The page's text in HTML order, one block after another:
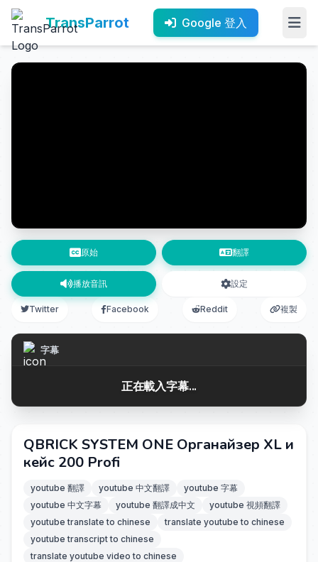
TransParrot Google 登入
原始 翻譯
播放音訊 設定
Twitter Facebook Reddit 複製
字幕
正在載入字幕...
QBRICK SYSTEM ONE Органайзер XL и
кейс 200 Profi
youtube 翻譯 youtube 中文翻譯
youtube 字幕
youtube 中文字幕
youtube 翻譯成中文
youtube 視頻翻譯
youtube translate to chinese
translate youtube to chinese
youtube transcript to chinese
translate youtube video to chinese